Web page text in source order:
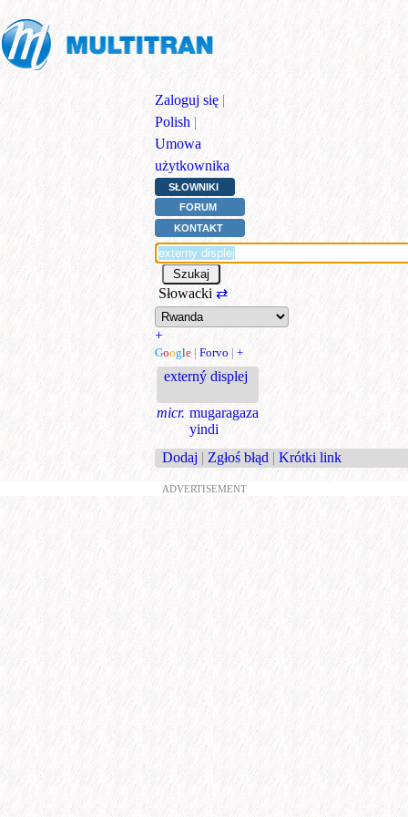
Zaloguj się |
Polish |
Umowa
użytkownika
SŁOWNIKI
FORUM
KONTAKT
Słowacki ⇄
+
Google | Forvo | +
externý displej
micr. mugaragaza
yindi
Dodaj | Zgłoś błąd | Krótki link
ADVERTISEMENT